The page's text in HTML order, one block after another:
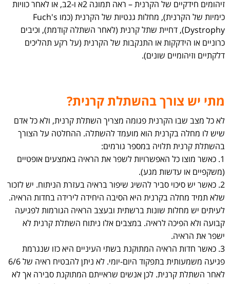
זיהומים חידקיים של הקרנית – ראה תמונה 2א ו-2ב, או לאחר כוויות
כימיות של הקרנית), מחלות גנטיות של הקרנית (כמו Fuch's
Dystrophy), דחיית שתל קרנית (לאחר השתלה קודמת), וכיבים
כרוניים או הידקקות או התנקבות של הקרנית (על רקע תהליכים
דלקתיים וזיהומיים שונים).
מתי יש צורך בהשתלת קרנית?
לא כל מצב שבו הקרנית פגומה מצריך השתלת קרנית, ולא כל אדם
שיש לו מחלה בקרנית הוא מועמד להשתלה. ההחלטה על הצורך
בהשתלת קרנית תלויה במספר גורמים:
1. כאשר מוצו כל האפשרויות לשפר את הראיה באמצעים אופטיים
(משקפיים או עדשות מגע).
2. כאשר יש סיכוי סביר להשיג שיפור בראיה בעזרת הניתוח. יש לזכור
שלא תמיד מחלה בקרנית היא הסיבה היחידה לירידה בחדות הראיה.
לעיתים יש מחלות שונות ברשתית ובעצב הראיה הגורמות לפגיעה
קבועה ולא הפיכה לראיה. במצבים אלו ניתוח השתלת קרנית לא
ישפר את הראיה.
3. כאשר חדות הראיה המתוקנת בשתי העיניים היא כזו שנגרמת
פגיעה משמעותית בתפקוד היום-יומי. לא ניתן להבטיח ראיה של 6/6
לאחר השתלת קרנית. לכן אנשים שראייתם המתוקנת סבירה אך לא